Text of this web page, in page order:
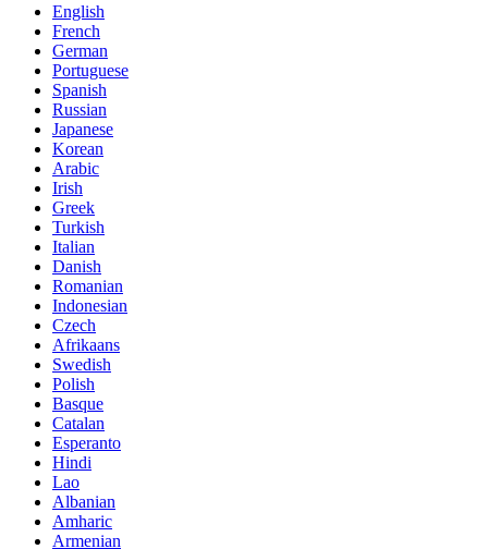
English
French
German
Portuguese
Spanish
Russian
Japanese
Korean
Arabic
Irish
Greek
Turkish
Italian
Danish
Romanian
Indonesian
Czech
Afrikaans
Swedish
Polish
Basque
Catalan
Esperanto
Hindi
Lao
Albanian
Amharic
Armenian